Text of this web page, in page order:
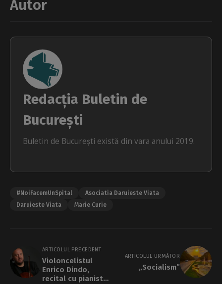
Autor
Redacția Buletin de
București
Buletin de București există din vara anului 2019.
#NoiFacemUnSpital
Asociatia Daruieste Viata
Daruieste Viata
Marie Curie
ARTICOLUL PRECEDENT
Violoncelistul
Enrico Dindo,
recital cu pianistul
ARTICOLUL URMĂTOR
„Socialism”